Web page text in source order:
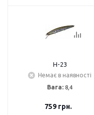
H-23
Немає в наявності
Вага: 8,4
759грн.